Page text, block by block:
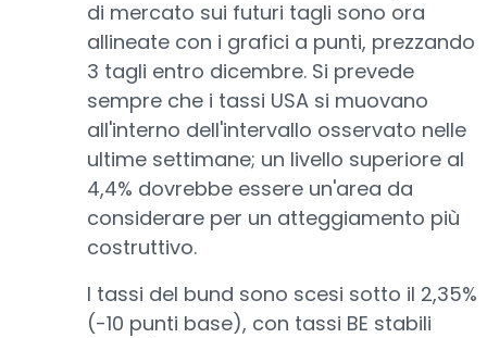
di mercato sui futuri tagli sono ora
allineate con i grafici a punti, prezzando
3 tagli entro dicembre. Si prevede
sempre che i tassi USA si muovano
all'interno dell'intervallo osservato nelle
ultime settimane; un livello superiore al
4,4% dovrebbe essere un'area da
considerare per un atteggiamento più
costruttivo.
I tassi del bund sono scesi sotto il 2,35%
(-10 punti base), con tassi BE stabili